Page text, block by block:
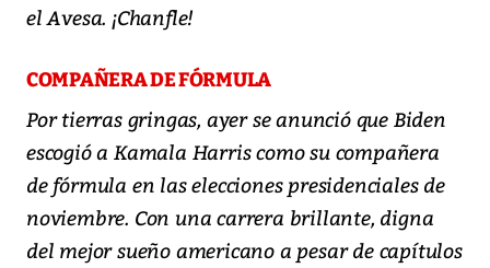
el Avesa. ¡Chanfle!
COMPAÑERA DE FÓRMULA
Por tierras gringas, ayer se anunció que Biden
escogió a Kamala Harris como su compañera
de fórmula en las elecciones presidenciales de
noviembre. Con una carrera brillante, digna
del mejor sueño americano a pesar de capítulos